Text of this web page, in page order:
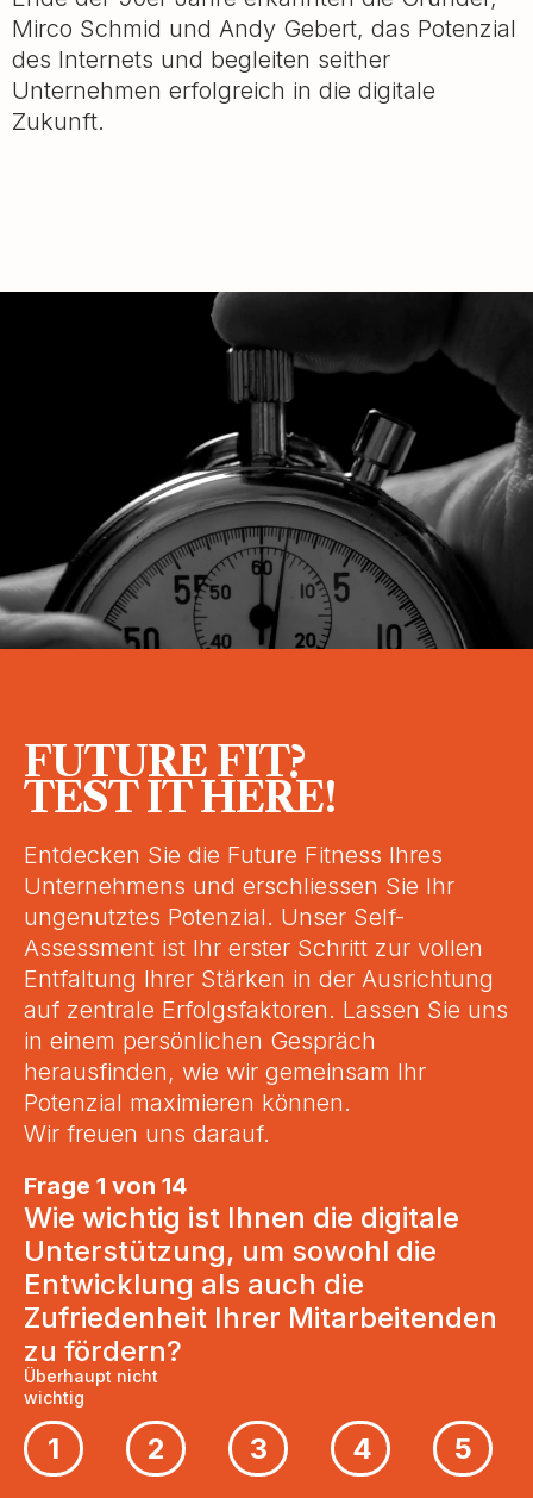
Mirco Schmid und Andy Gebert, das Potenzial
des Internets und begleiten seither
Unternehmen erfolgreich in die digitale
Zukunft.
FUTURE FIT?
TEST IT HERE!
Entdecken Sie die Future Fitness Ihres
Unternehmens und erschliessen Sie Ihr
ungenutztes Potenzial. Unser Self-
Assessment ist Ihr erster Schritt zur vollen
Entfaltung Ihrer Stärken in der Ausrichtung
auf zentrale Erfolgsfaktoren. Lassen Sie uns
in einem persönlichen Gespräch
herausfinden, wie wir gemeinsam Ihr
Potenzial maximieren können.
Wir freuen uns darauf.
Frage 1 von 14
Wie wichtig ist Ihnen die digitale
Unterstützung, um sowohl die
Entwicklung als auch die
Zufriedenheit Ihrer Mitarbeitenden
zu fördern?
Überhaupt nicht
wichtig
1 2 3 4 5